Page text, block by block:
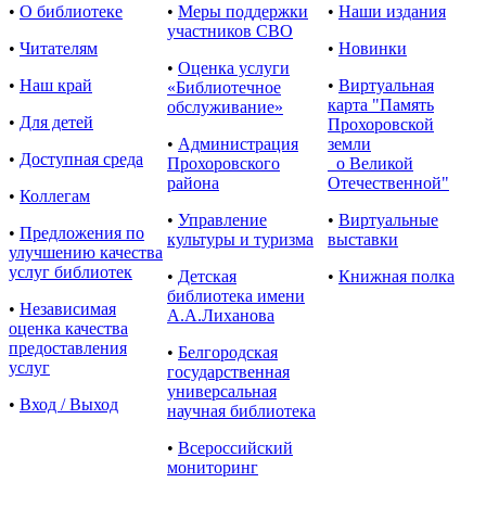
• О библиотеке
• Читателям
• Наш край
• Для детей
• Доступная среда
• Коллегам
• Предложения по
улучшению качества
услуг библиотек
• Независимая
оценка качества
предоставления
услуг
• Вход / Выход
• Меры поддержки
участников СВО
• Оценка услуги
«Библиотечное
обслуживание»
• Администрация
Прохоровского
района
• Управление
культуры и туризма
• Детская
библиотека имени
А.А.Лиханова
• Белгородская
государственная
универсальная
научная библиотека
• Всероссийский
мониторинг
• Наши издания
• Новинки
• Виртуальная
карта "Память
Прохоровской
земли
о Великой
Отечественной"
• Виртуальные
выставки
• Книжная полка